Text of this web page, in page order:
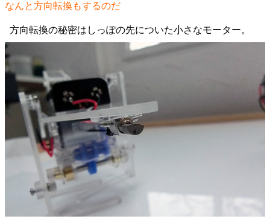
なんと方向転換もするのだ
方向転換の秘密はしっぽの先についた小さなモーター。